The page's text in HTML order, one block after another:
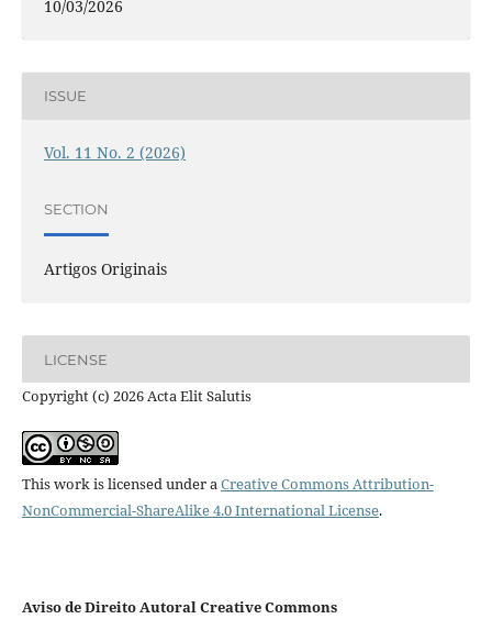
10/03/2026
ISSUE
Vol. 11 No. 2 (2026)
SECTION
Artigos Originais
LICENSE
Copyright (c) 2026 Acta Elit Salutis
This work is licensed under aCreative Commons Attribution-
NonCommercial-ShareAlike 4.0 International License.
Aviso de Direito Autoral Creative Commons